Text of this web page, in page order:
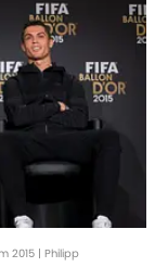
2015 | Philipp